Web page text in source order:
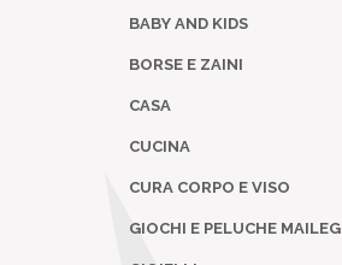
BABY AND KIDS
BORSE E ZAINI
CASA
CUCINA
CURA CORPO E VISO
GIOCHI E PELUCHE MAILEG